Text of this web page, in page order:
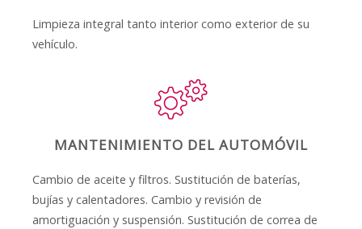
Limpieza integral tanto interior como exterior de su
vehículo.
MANTENIMIENTO DEL AUTOMÓVIL
Cambio de aceite y filtros. Sustitución de baterías,
bujías y calentadores. Cambio y revisión de
amortiguación y suspensión. Sustitución de correa de